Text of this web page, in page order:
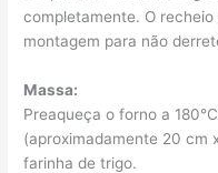
completamente. O
montagem para não
Massa:
Preaqueça o forno a
(aproximadamente 20 cm
farinha de trigo.